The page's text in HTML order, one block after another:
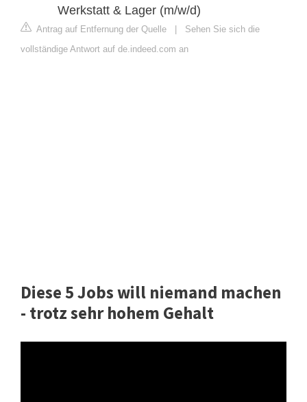
Werkstatt & Lager (m/w/d)
Antrag auf Entfernung der Quelle
Sehen Sie sich die
vollständige Antwort auf de.indeed.com an
Diese 5 Jobs will niemand machen
- trotz sehr hohem Gehalt